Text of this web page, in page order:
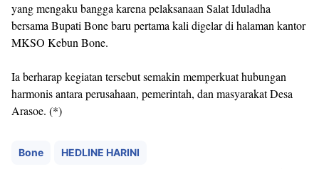
yang mengaku bangga karena pelaksanaan Salat Iduladha
bersama Bupati Bone baru pertama kali digelar di halaman kantor
MKSO Kebun Bone.
Ia berharap kegiatan tersebut semakin memperkuat hubungan
harmonis antara perusahaan, pemerintah, dan masyarakat Desa
Arasoe. (*)
Bone HEDLINE HARINI